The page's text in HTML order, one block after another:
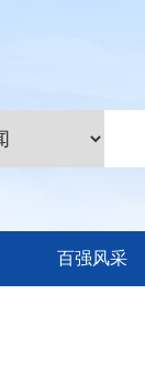
百强风采